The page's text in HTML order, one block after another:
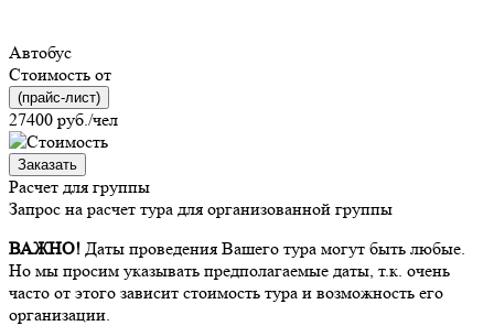
Автобус
Стоимость от
(прайс-лист)
27400 руб./чел
Заказать
Расчет для группы
Запрос на расчет тура для организованной группы
ВАЖНО! Даты проведения Вашего тура могут быть любые.
Но мы просим указывать предполагаемые даты, т.к. очень
часто от этого зависит стоимость тура и возможность его
организации.